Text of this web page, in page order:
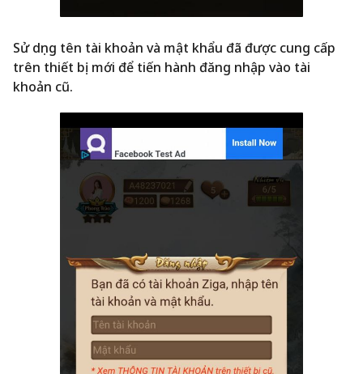
Sử dụng tên tài khoản và mật khẩu đã được cung cấp
trên thiết bị mới để tiến hành đăng nhập vào tài
khoản cũ.